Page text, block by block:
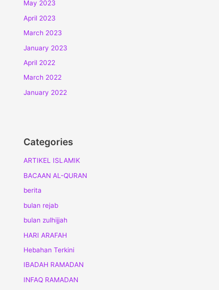
May 2023
April 2023
March 2023
January 2023
April 2022
March 2022
January 2022
Categories
ARTIKEL ISLAMIK
BACAAN AL-QURAN
berita
bulan rejab
bulan zulhijjah
HARI ARAFAH
Hebahan Terkini
IBADAH RAMADAN
INFAQ RAMADAN